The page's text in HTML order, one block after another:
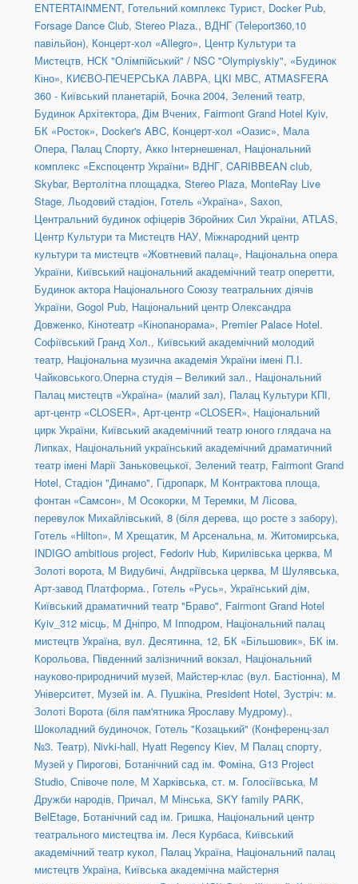
ENTERTAINMENT, Готельний комплекс Турист, Docker Pub,
Forsage Dance Club, Stereo Plaza., ВДНГ (Teleport360,10
павільйон), Концерт-хол «Allegro», Центр Культури та
Мистецтв, НСК "Олімпійський" / NSC "Olympiyskiy", «Будинок
Кіно», КИЄВО-ПЕЧЕРСЬКА ЛАВРА, ЦКІ МВС, ATMASFERA
360 - Київський планетарій, Бочка 2004, Зелений театр,
Будинок Архітектора, Дім Вчених, Fairmont Grand Hotel Kyiv,
БК «Росток», Docker's ABC, Концерт-хол «Оазис», Мала
Опера, Палац Спорту, Акко Інтернешенал, Національний
комплекс «Експоцентр України» ВДНГ, CARIBBEAN club,
Skybar, Вертолітна площадка, Stereo Plaza, MonteRay Live
Stage, Льодовий стадіон, Готель «Україна», Saxon,
Центральний будинок офіцерів Збройних Сил України, ATLAS,
Центр Культури та Мистецтв НАУ, Міжнародний центр
культури та мистецтв «Жовтневий палац», Національна опера
України, Київський національний академічний театр оперетти,
Будинок актора Національного Союзу театральних діячів
України, Gogol Pub, Національний центр Олександра
Довженко, Кінотеатр «Кінопанорама», Premier Palace Hotel.
Софіївський Гранд Хол., Київський академічний молодий
театр, Національна музична академія України імені П.І.
Чайковського.Оперна студія – Великий зал., Національний
Палац мистецтв «Україна» (малий зал), Палац Культури КПІ,
арт-центр «CLOSER», Арт-центр «CLOSER», Національний
цирк України, Київський академічний театр юного глядача на
Липках, Національний український академічний драматичний
театр імені Марії Заньковецької, Зелений театр, Fairmont Grand
Hotel, Стадіон "Динамо", Гідропарк, М Контрактова площа,
фонтан «Самсон», М Осокорки, М Теремки, М Лісова,
перевулок Михайлівський, 8 (біля дерева, що росте з забору),
Готель «Hilton», М Хрещатик, М Арсенальна, м. Житомирська,
INDIGO ambitious project, Fedoriv Hub, Кирилівська церква, М
Золоті ворота, М Видубичі, Андріївська церква, М Шулявська,
Арт-завод Платформа., Готель «Русь», Український дім,
Київський драматичний театр "Браво", Fairmont Grand Hotel
Kyiv_312 місць, М Дніпро, М Іпподром, Національний палац
мистецтв Україна, вул. Десятинна, 12, БК «Більшовик», БК ім.
Корольова, Південний залізничний вокзал, Національний
науково-природничий музей, Майстер-клас (вул. Бастіонна), М
Університет, Музей ім. А. Пушкіна, President Hotel, Зустріч: м.
Золоті Ворота (біля пам'ятника Ярославу Мудрому).,
Шоколадний будиночок, Готель "Козацький" (Конференц-зал
№3. Театр), Nivki-hall, Hyatt Regency Kiev, М Палац спорту,
Музей у Пирогові, Ботанічний сад ім. Фоміна, G13 Project
Studio, Співоче поле, М Харківська, ст. м. Голосіївська, М
Дружби народів, Причал, М Мінська, SKY family PARK,
BelEtage, Ботанічний сад ім. Гришка, Національний центр
театрального мистецтва ім. Леся Курбаса, Київський
академічний театр кукол, Палац Україна, Національний палац
мистецтв Україна, Київська академічна майстерня